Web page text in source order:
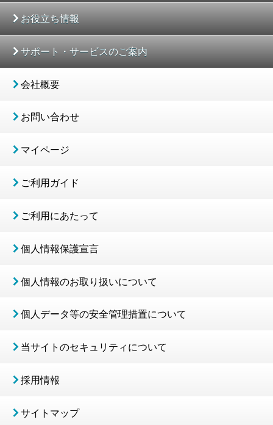
お役立ち情報
サポート・サービスのご案内
会社概要
お問い合わせ
マイページ
ご利用ガイド
ご利用にあたって
個人情報保護宣言
個人情報のお取り扱いについて
個人データ等の安全管理措置について
当サイトのセキュリティについて
採用情報
サイトマップ